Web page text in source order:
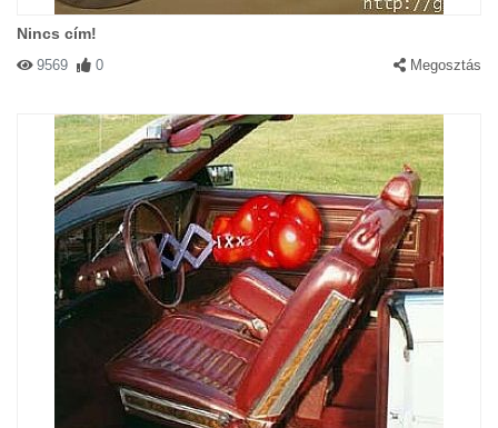
Nincs cím!
9569 0 Megosztás